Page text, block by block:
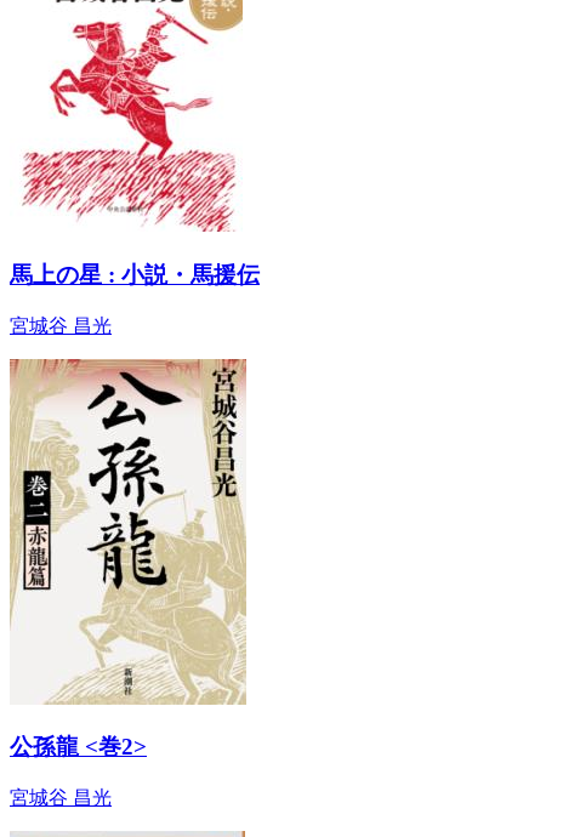
馬上の星 : 小説・馬援伝
宮城谷 昌光
公孫龍 <巻2>
宮城谷 昌光